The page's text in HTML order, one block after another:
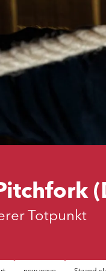
Totpunkt